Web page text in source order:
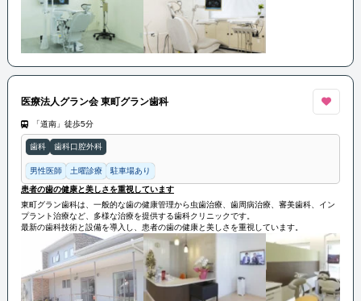
医療法人グラン会 東町グラン歯科
「道南」徒歩5分
歯科 歯科口腔外科
男性医師 土曜診療 駐車場あり
患者の歯の健康と美しさを重視しています
東町グラン歯科は、一般的な歯の健康管理から虫歯治療、歯周病治療、審美歯科、イン
プラント治療など、多様な治療を提供する歯科クリニックです。
最新の歯科技術と設備を導入し、患者の歯の健康と美しさを重視しています。